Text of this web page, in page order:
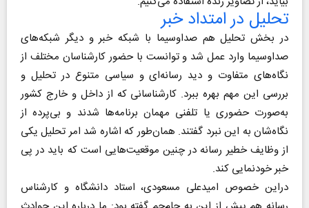
تحلیل در امتداد خبر
در بخش تحلیل هم صداوسیما با شبکه خبر و دیگر شبکه‌های
صداوسیما وارد عمل شد و توانست با حضور کارشناسان مختلف از
نگاه‌های متفاوت و دید رسانه‌ای و سیاسی متنوع در تحلیل و
بررسی این مهم بهره ببرد. کارشناسانی که از داخل و خارج کشور
به‌صورت حضوری یا تلفنی مهمان برنامه‌ها شدند و بی‌پرده از
نگاه‌شان به این نبرد گفتند. همان‌طور که اشاره شد امر تحلیل یکی
از وظایف خطیر رسانه در چنین موقعیت‌هایی است که باید در پی
خبر خودنمایی کند.
دراین خصوص امیدعلی مسعودی، استاد دانشگاه و کارشناس